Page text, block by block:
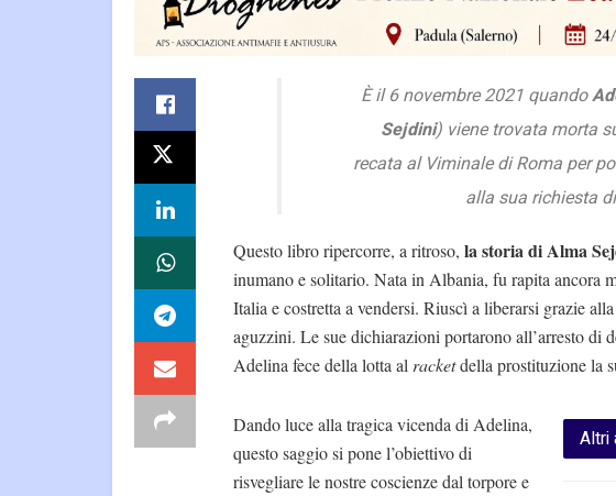
È il 6 novembre 2021 quando
Sejdini) viene trovata morta
recata al Viminale di Roma per
alla sua richiesta
Questo libro ripercorre, a ritroso, la storia di Alma
inumano e solitario. Nata in Albania, fu rapita ancora
Italia e costretta a vendersi. Riuscì a liberarsi grazie
aguzzini. Le sue dichiarazioni portarono all’arresto di
Adelina fece della lotta alracketdella prostituzione la
Altri
Dando luce alla tragica vicenda di Adelina,
questo saggio si pone l’obiettivo di
risvegliare le nostre coscienze dal torpore e